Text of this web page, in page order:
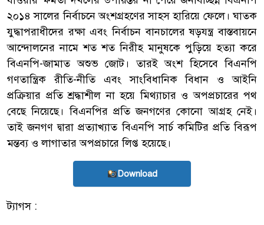
২০১৪ সালের নির্বাচনে অংশগ্রহণের সাহস হারিয়ে ফেলে। ঘাতক
যুদ্ধাপরাধীদের রক্ষা এবং নির্বাচন বানচালের ষড়যন্ত্র বাস্তবায়নে
আন্দোলনের নামে শত শত নিরীহ মানুষকে পুড়িয়ে হত্যা করে
বিএনপি-জামাত অশুভ জোট। তারই অংশ হিসেবে বিএনপি
গণতান্ত্রিক রীতি-নীতি এবং সাংবিধানিক বিধান ও আইনি
প্রক্রিয়ার প্রতি শ্রদ্ধাশীল না হয়ে মিথ্যাচার ও অপপ্রচারের পথ
বেছে নিয়েছে। বিএনপির প্রতি জনগণের কোনো আগ্রহ নেই।
তাই জনগণ দ্বারা প্রত্যাখ্যাত বিএনপি সার্চ কমিটির প্রতি বিরূপ
মন্তব্য ও লাগাতার অপপ্রচারে লিপ্ত হয়েছে।
Download
ট্যাগস :